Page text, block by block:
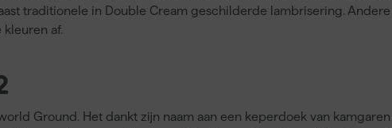
traditionele in Double Cream geschilderde lambrisering.
af.
Ground. Het dankt zijn naam aan een keperdoek van